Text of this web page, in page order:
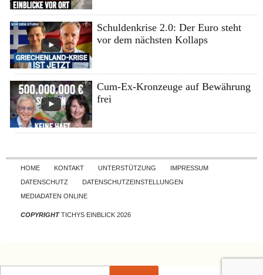
Schuldenkrise 2.0: Der Euro steht
vor dem nächsten Kollaps
Cum-Ex-Kronzeuge auf Bewährung
frei
Skip to content
HOME KONTAKT UNTERSTÜTZUNG
IMPRESSUM
DATENSCHUTZ
DATENSCHUTZEINSTELLUNGEN
MEDIADATEN ONLINE
COPYRIGHTTICHYS EINBLICK 2026